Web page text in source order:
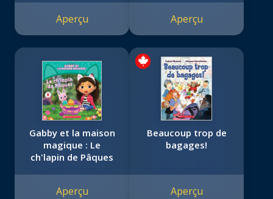
Aperçu Aperçu
Gabby et la maison
magique : Le
ch'lapin de Pâques
Aperçu
Beaucoup trop de
bagages!
Aperçu